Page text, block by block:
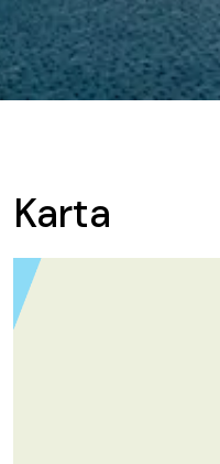
Karta